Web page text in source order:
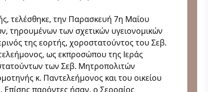
τελέσθηκε, την Παρασκευή 7η Μαΐου
τηρουμένων των σχετικών υγειονομικών
της εορτής, χοροστατούντος του Σεβ.
ως εκπροσώπου της Ιεράς
των Σεβ. Μητροπολιτών
κ. Παντελεήμονος και του οικείου
παρόντες ήσαν, ο Σερραίος